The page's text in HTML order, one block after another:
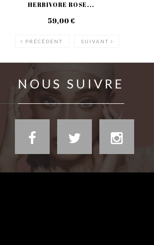
HERBIVORE ROSE...
59,00 €
PRÉCÉDENT SUIVANT
NOUS SUIVRE